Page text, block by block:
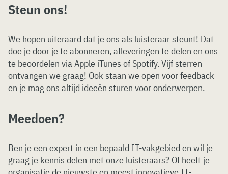
Steun ons!
We hopen uiteraard dat je ons als luisteraar steunt! Dat
doe je door je te abonneren, afleveringen te delen en ons
te beoordelen via Apple iTunes of Spotify. Vijf sterren
ontvangen we graag! Ook staan we open voor feedback
en je mag ons altijd ideeën sturen voor onderwerpen.
Meedoen?
Ben je een expert in een bepaald IT-vakgebied en wil je
graag je kennis delen met onze luisteraars? Of heeft je